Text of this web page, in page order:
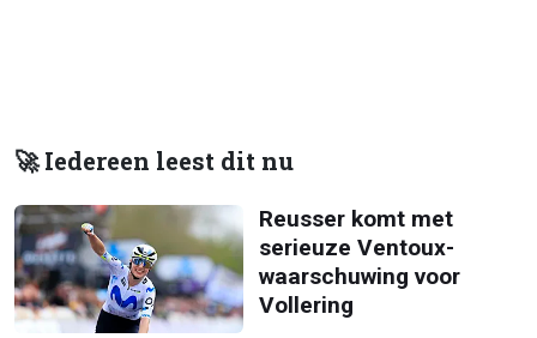
🚀 Iedereen leest dit nu
Reusser komt met
serieuze Ventoux-
waarschuwing voor
Vollering